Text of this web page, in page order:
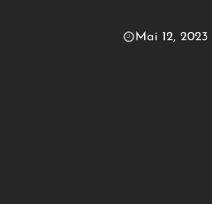
POSTED
Mai 12, 2023